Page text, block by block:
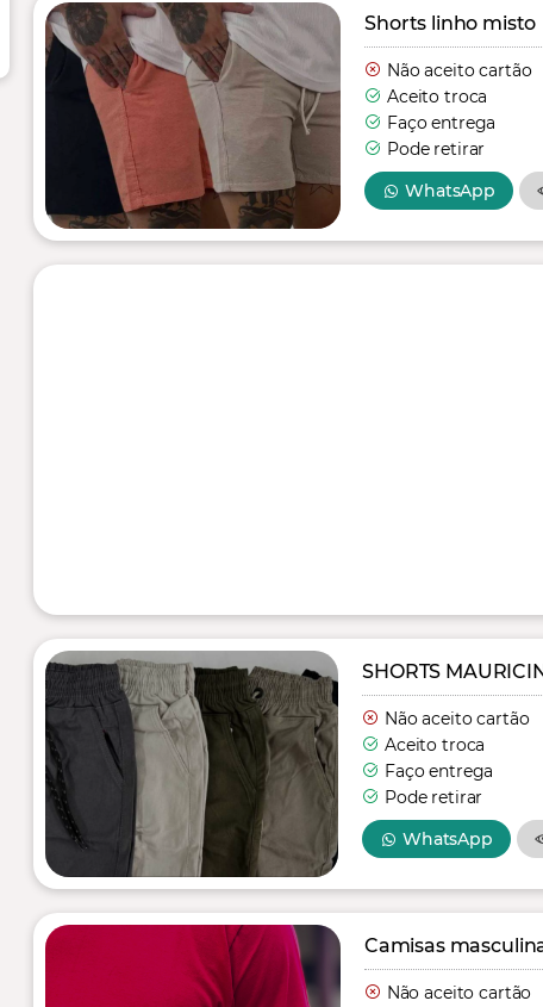
Shorts linho misto
Não aceito cartão
Aceito troca
Faço entrega
Pode retirar
WhatsApp
SHORTS
Não aceito cartão
Aceito troca
Faço entrega
Pode retirar
WhatsApp
Camisas
Não aceito cartão